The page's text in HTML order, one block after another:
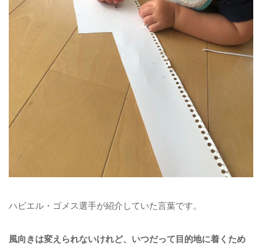
ハビエル・ゴメス選手が紹介していた言葉です。
風向きは変えられないけれど、いつだって目的地に着くため